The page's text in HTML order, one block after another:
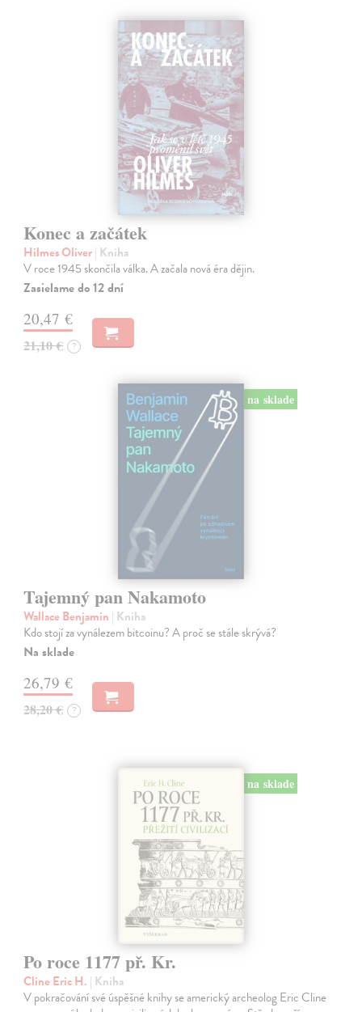
Konec a začátek
Hilmes Oliver| Kniha
V roce 1945 skončila válka. A začala nová éra dějin.
Zasielame do 12 dní
20,47 €
21,10 € ?
na sklade
Tajemný pan Nakamoto
Wallace Benjamin | Kniha
Kdo stojí za vynálezem bitcoinu? A proč se stále skrývá?
Na sklade
26,79 €
28,20 € ?
na sklade
Po roce 1177 př. Kr.
Cline Eric H. | Kniha
V pokračování své úspěšné knihy se americký archeolog Eric Cline